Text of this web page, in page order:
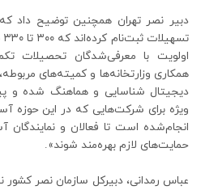
اولویت با معرفی‌شدگان تحصیلات
همکاری وزارتخانه‌ها و کمیته‌های
دیجیتال شناسایی و هماهنگ شده و
ویژه برای شرکت‌هایی که در این حوزه
انجام‌شده است تا فعالان و نمایندگان
حمایت‌های لازم بهره‌مند شوند».
عباس رمدانی، دبیرکل سازمان نصر کشور